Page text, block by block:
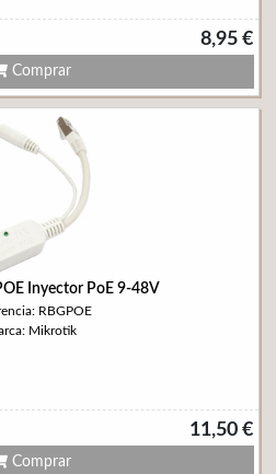
8,95 €
Comprar
Inyector PoE 9-48V
RBGPOE
Mikrotik
11,50 €
Comprar